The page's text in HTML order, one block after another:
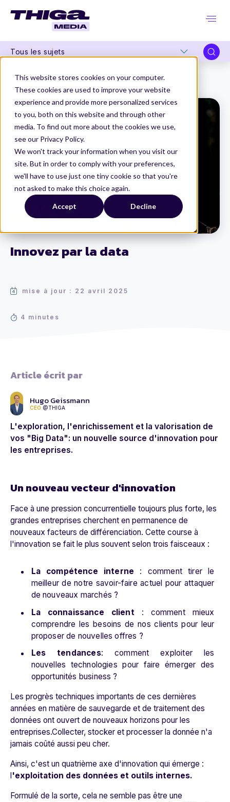
This website stores cookies on your computer.
These cookies are used to improve your website
experience and provide more personalized services
to you, both on this website and through other
media. To find out more about the cookies we use,
see our Privacy Policy.
We won't track your information when you visit our
site. But in order to comply with your preferences,
we'll have to use just one tiny cookie so that you're
not asked to make this choice again.
Accept Decline
Tous les sujets
Innovez par la data
mise à jour : 22 avril 2025
4 minutes
Thiga Media
Product Management
Article écrit par
Hugo Geissmann
CEO @THIGA
L'exploration, l'enrichissement et la valorisation de
vos "Big Data": un nouvelle source d'innovation pour
les entreprises.
Un nouveau vecteur d'innovation
Face à une pression concurrentielle toujours plus forte, les
grandes entreprises cherchent en permanence de
nouveaux facteurs de différenciation. Cette course à
l'innovation se fait le plus souvent selon trois faisceaux :
La compétence interne : comment tirer le
meilleur de notre savoir-faire actuel pour attaquer
de nouveaux marchés ?
La connaissance client: comment mieux
comprendre les besoins de nos clients pour leur
proposer de nouvelles offres ?
Les tendances: comment exploiter les
nouvelles technologies pour faire émerger des
opportunités business ?
Les progrès techniques importants de ces dernières
années en matière de sauvegarde et de traitement des
données ont ouvert de nouveaux horizons pour les
entreprises.Collecter, stocker et processer la donnée n'a
jamais coûté aussi peu cher.
Ainsi, c'est un quatrième axe d'innovation qui émerge :
'exploitation des données et outils internes.
Formulé de la sorte, cela ne semble pas être une